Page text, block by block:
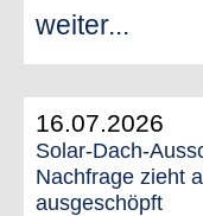
weiter...
16.07.2026
Solar-Dach-
Nachfrage zieht
ausgeschöpft